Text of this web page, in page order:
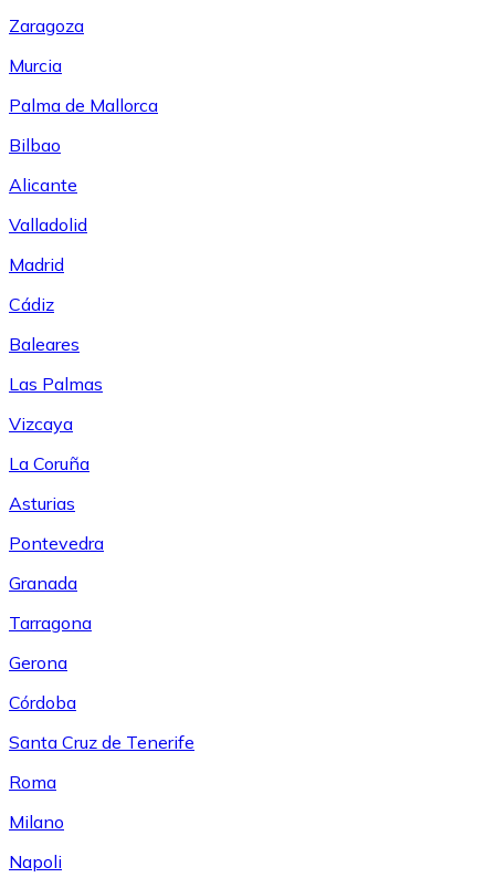
Zaragoza
Murcia
Palma de Mallorca
Bilbao
Alicante
Valladolid
Madrid
Cádiz
Baleares
Las Palmas
Vizcaya
La Coruña
Asturias
Pontevedra
Granada
Tarragona
Gerona
Córdoba
Santa Cruz de Tenerife
Roma
Milano
Napoli